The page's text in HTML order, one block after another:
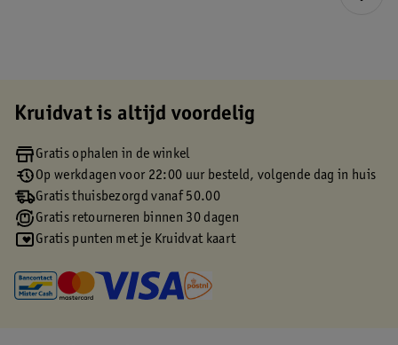
Kruidvat is altijd voordelig
Gratis ophalen in de winkel
Op werkdagen voor 22:00 uur besteld, volgende dag in huis
Gratis thuisbezorgd vanaf 50.00
Gratis retourneren binnen 30 dagen
Gratis punten met je Kruidvat kaart